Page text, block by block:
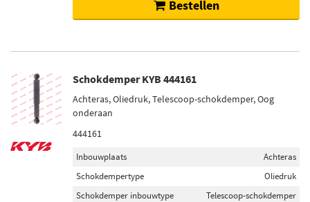
Bestellen
Schokdemper KYB 444161
Achteras, Oliedruk, Telescoop-schokdemper, Oog
onderaan
444161
Inbouwplaats
Achteras
Schokdempertype
Oliedruk
Schokdemper inbouwtype
Telescoop-schokdemper